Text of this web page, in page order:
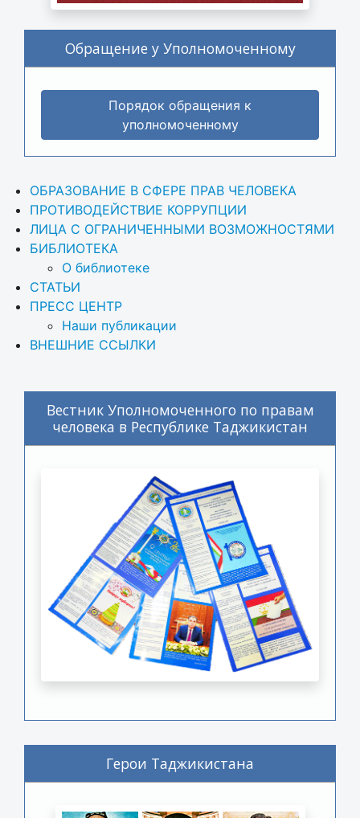
Обращение у Уполномоченному
Порядок обращения к
уполномоченному
ОБРАЗОВАНИЕ В СФЕРЕ ПРАВ ЧЕЛОВЕКА
ПРОТИВОДЕЙСТВИЕ КОРРУПЦИИ
ЛИЦА С ОГРАНИЧЕННЫМИ ВОЗМОЖНОСТЯМИ
БИБЛИОТЕКА
О библиотеке
СТАТЬИ
ПРЕСС ЦЕНТР
Наши публикации
ВНЕШНИЕ ССЫЛКИ
Вестник Уполномоченного по правам
человека в Республике Таджикистан
Герои Таджикистана